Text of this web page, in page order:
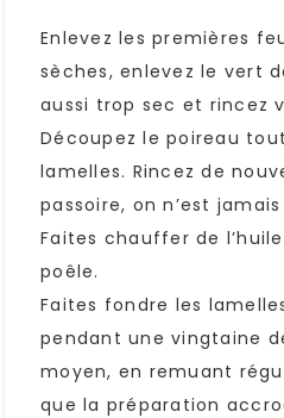
Enlevez les premières
sèches, enlevez le vert
aussi trop sec et rincez
Découpez le poireau
lamelles. Rincez de
passoire, on n’est
Faites chauffer de
poêle.
Faites fondre les
pendant une vingtaine
moyen, en remuant
que la préparation